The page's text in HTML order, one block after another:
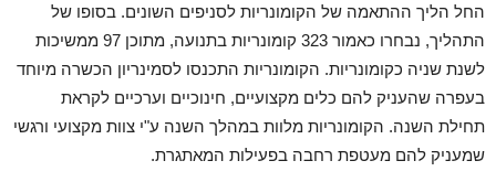
החל הליך ההתאמה של הקומונריות לסניפים השונים. בסופו של
התהליך, נבחרו כאמור 323 קומונריות בתנועה, מתוכן 97 ממשיכות
לשנת שניה כקומונריות. הקומונריות התכנסו לסמינריון הכשרה מיוחד
בעפרה שהעניק להם כלים מקצועיים, חינוכיים וערכיים לקראת
תחילת השנה. הקומונריות מלוות במהלך השנה ע"י צוות מקצועי ורגשי
שמעניק להם מעטפת רחבה בפעילות המאתגרת.